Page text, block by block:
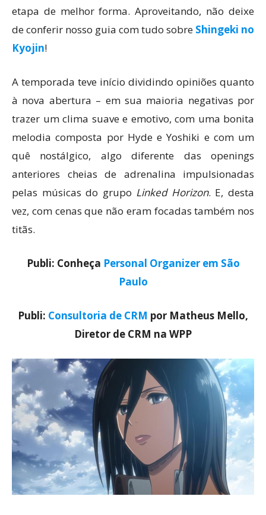
etapa de melhor forma. Aproveitando, não deixe
de conferir nosso guia com tudo sobre Shingeki no
Kyojin!
A temporada teve início dividindo opiniões quanto
à nova abertura – em sua maioria negativas por
trazer um clima suave e emotivo, com uma bonita
melodia composta por Hyde e Yoshiki e com um
quê nostálgico, algo diferente das openings
anteriores cheias de adrenalina impulsionadas
pelas músicas do grupo Linked Horizon. E, desta
vez, com cenas que não eram focadas também nos
titãs.
Publi: Conheça Personal Organizer em São
Paulo
Publi: Consultoria de CRM por Matheus Mello,
Diretor de CRM na WPP